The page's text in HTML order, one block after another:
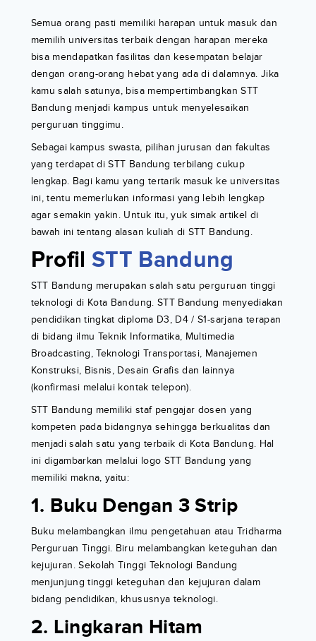
Semua orang pasti memiliki harapan untuk masuk dan
memilih universitas terbaik dengan harapan mereka
bisa mendapatkan fasilitas dan kesempatan belajar
dengan orang-orang hebat yang ada di dalamnya. Jika
kamu salah satunya, bisa mempertimbangkan STT
Bandung menjadi kampus untuk menyelesaikan
perguruan tinggimu.
Sebagai kampus swasta, pilihan jurusan dan fakultas
yang terdapat di STT Bandung terbilang cukup
lengkap. Bagi kamu yang tertarik masuk ke universitas
ini, tentu memerlukan informasi yang lebih lengkap
agar semakin yakin. Untuk itu, yuk simak artikel di
bawah ini tentang alasan kuliah di STT Bandung.
Profil STT Bandung
STT Bandung merupakan salah satu perguruan tinggi
teknologi di Kota Bandung. STT Bandung menyediakan
pendidikan tingkat diploma D3, D4 / S1-sarjana terapan
di bidang ilmu Teknik Informatika, Multimedia
Broadcasting, Teknologi Transportasi, Manajemen
Konstruksi, Bisnis, Desain Grafis dan lainnya
(konfirmasi melalui kontak telepon).
STT Bandung memiliki staf pengajar dosen yang
kompeten pada bidangnya sehingga berkualitas dan
menjadi salah satu yang terbaik di Kota Bandung. Hal
ini digambarkan melalui logo STT Bandung yang
memiliki makna, yaitu:
1. Buku Dengan 3 Strip
Buku melambangkan ilmu pengetahuan atau Tridharma
Perguruan Tinggi. Biru melambangkan keteguhan dan
kejujuran. Sekolah Tinggi Teknologi Bandung
menjunjung tinggi keteguhan dan kejujuran dalam
bidang pendidikan, khususnya teknologi.
2. Lingkaran Hitam